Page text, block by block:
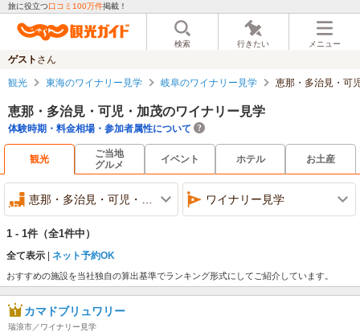
旅に役立つ口コミ100万件掲載！
検索 行きたい メニュー
ゲスト さん
観光 東海のワイナリー見学 岐阜のワイナリー見学 恵那・多治見・可
恵那・多治見・可児・加茂のワイナリー見学
体験時期・料金相場・参加者属性について
観光
ご当地
グルメ
イベント ホテル お土産
恵那・多治見・可児・加茂 ワイナリー見学
1 - 1件 （全1件中）
全て表示 ネット予約OK
おすすめの施設を当社独自の算出基準でランキング形式にしてご紹介しています。
カマドブリュワリー
瑞浪市／ワイナリー見学